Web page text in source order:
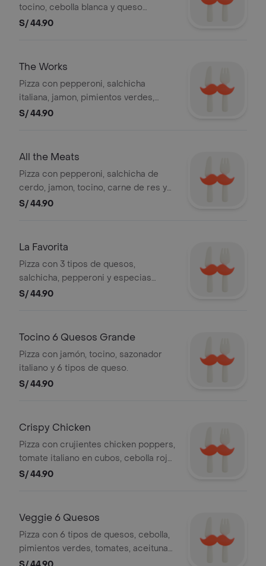
tocino, cebolla blanca y queso
mozzarella.
S/ 44.90
The Works
Pizza con pepperoni, salchicha
italiana, jamon, pimientos verdes,
cebolla blanca, champinones,
S/ 44.90
All the Meats
Pizza con pepperoni, salchicha de
cerdo, jamon, tocino, carne de res y
queso mozzarella
S/ 44.90
La Favorita
Pizza con 3 tipos de quesos,
salchicha, pepperoni y especias
italianas
S/ 44.90
Tocino 6 Quesos Grande
Pizza con jamón, tocino, sazonador
italiano y 6 tipos de queso.
S/ 44.90
Crispy Chicken
Pizza con crujientes chicken poppers,
tomate italiano en cubos, cebolla roja,
sazonador italiano, 4 tipos de quesos
S/ 44.90
Veggie 6 Quesos
Pizza con 6 tipos de quesos, cebolla,
pimientos verdes, tomates, aceitunas
negras, champiñones y sazonador